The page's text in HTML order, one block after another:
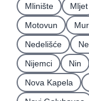
Mlinište
Mljet
Motovun
Nedelišće
Nijemci
Nin
Nova Kapela